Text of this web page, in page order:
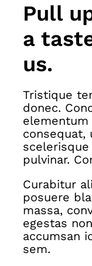
Pull
a
us.
Tristique
donec.
consequat,
pulvinar.
Curabitur
posuere
massa,
egestas
accumsan
sem.